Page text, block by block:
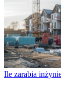
Ile zarabia